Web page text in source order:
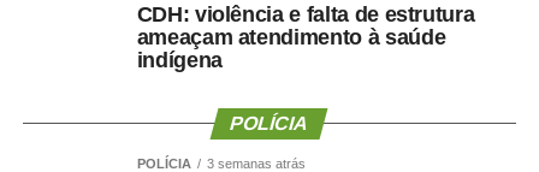
CDH: violência e falta de estrutura
ameaçam atendimento à saúde
indígena
POLÍCIA
POLÍCIA 3 semanas atrás